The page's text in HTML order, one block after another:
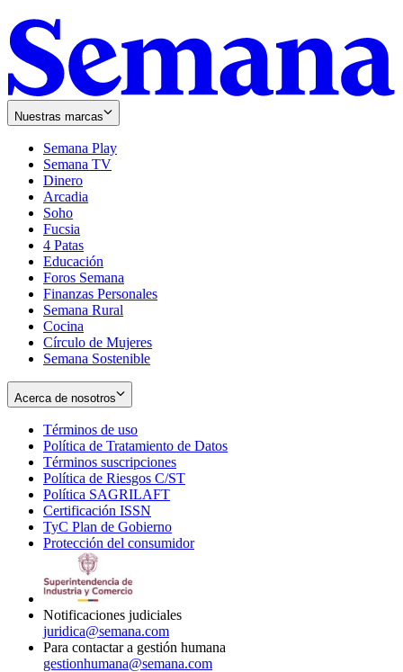
Nuestras marcas
Semana Play
Semana TV
Dinero
Arcadia
Soho
in
new
window
Fucsia
in
new
window
4 Patas
Educación
Foros Semana
Finanzas Personales
Semana Rural
Cocina
Círculo de Mujeres
Semana Sostenible
Acerca de nosotros
Términos de uso
in
new
window
Política de Tratamiento de Datos
Términos suscripciones
in
Política de Riesgos C/ST
Política SAGRILAFT
new
window
Certificación ISSN
in
new
TyC Plan de Gobierno
in
Protección del consumidorOpens
Notificaciones judiciales
juridica@semana.com
Para contactar a gestión humana
gestionhumana@semana.com